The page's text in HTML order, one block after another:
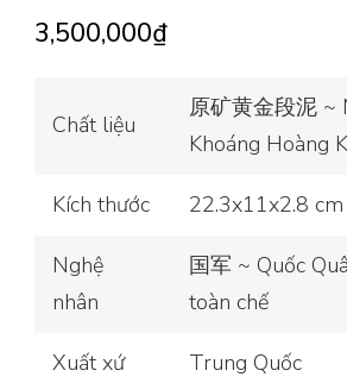
3,500,000₫
Chất liệu
原矿黄金段泥 ~
Khoáng Hoàng
Kích thước 22.3x11x2.8 cm
Nghệ
nhân
国军 ~ Quốc
toàn chế
Xuất xứ Trung Quốc